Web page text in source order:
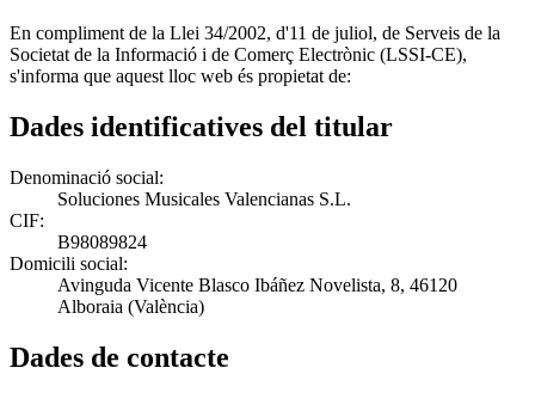
En compliment de la Llei 34/2002, d'11 de juliol, de Serveis de la
Societat de la Informació i de Comerç Electrònic (LSSI-CE),
s'informa que aquest lloc web és propietat de:
Dades identificatives del titular
Denominació social:
Soluciones Musicales Valencianas S.L.
CIF:
B98089824
Domicili social:
Avinguda Vicente Blasco Ibáñez Novelista, 8, 46120
Alboraia (València)
Dades de contacte